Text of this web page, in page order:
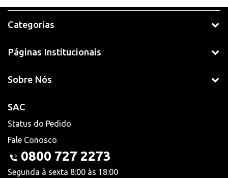
Categorias
Páginas Institucionais
Sobre Nós
SAC
Status do Pedido
Fale Conosco
0800 727 2273
Segunda à sexta 8:00 às 18:00